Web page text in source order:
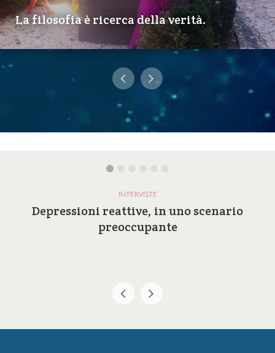
La filosofia è ricerca della verità.
INTERVISTE
Depressioni reattive, in uno scenario
preoccupante